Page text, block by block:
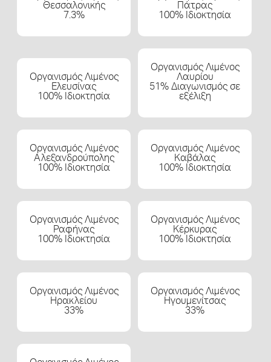
Θεσσαλονικής
7.3%
Πάτρας
100% Ιδιοκτησία
Οργανισμός Λιμένος
Ελευσίνας
100% Ιδιοκτησία
Οργανισμός Λιμένος
Λαυρίου
51% Διαγωνισμός σε
εξέλιξη
Οργανισμός Λιμένος
Αλεξανδρούπολης
100% Ιδιοκτησία
Οργανισμός Λιμένος
Καβάλας
100% Ιδιοκτησία
Οργανισμός Λιμένος
Ραφήνας
100% Ιδιοκτησία
Οργανισμός Λιμένος
Κέρκυρας
100% Ιδιοκτησία
Οργανισμός Λιμένος
Ηρακλείου
33%
Οργανισμός Λιμένος
Ηγουμενίτσας
33%